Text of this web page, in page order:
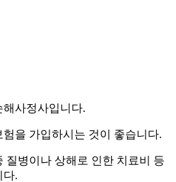
사정사입니다.
을 가입하시는 것이 좋습니다.
질병이나 상해로 인한 치료비 등
다.